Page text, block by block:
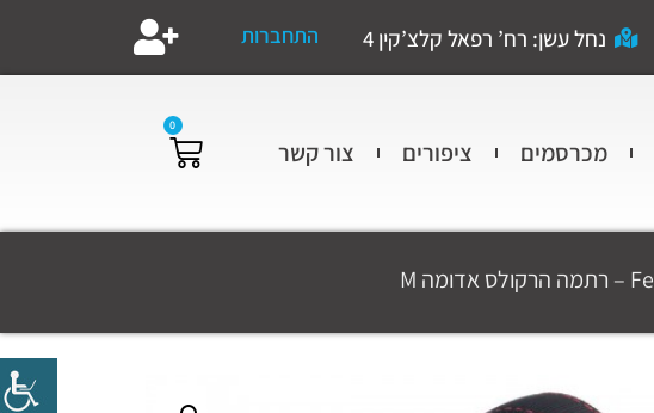
נחל עשן: רח’ רפאל קלצ’קין 4 התחברות
מכרסמים ציפורים צור קשר
0